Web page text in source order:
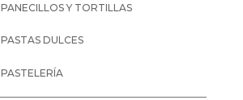
PANECILLOS Y TORTILLAS
PASTAS DULCES
PASTELERÍA